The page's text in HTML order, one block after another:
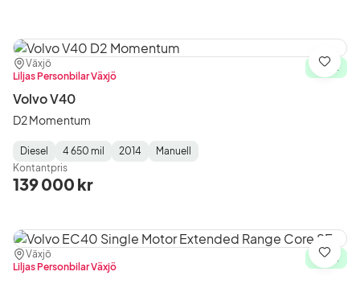
Plats:
Växjö
Återförsäljare:
Liljas Personbilar Växjö
I lager
Volvo V40
D2 Momentum
Fuel
Type:
Diesel
Mätarställning:
4 650 mil
Model
Year:
2014
Gearbox
Type:
Manuell
Kontantpris
139 000 kr
Spara
Plats:
Växjö
Återförsäljare:
Liljas Personbilar Växjö
I lager
Spara